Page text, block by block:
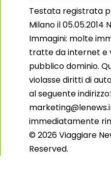
Testata registrata
Milano il 05.05.2014
Immagini: molte
tratte da internet e
pubblico dominio.
violasse diritti di
al seguente indirizzo:
immediatamente
© 2026 Viaggiare
Reserved.